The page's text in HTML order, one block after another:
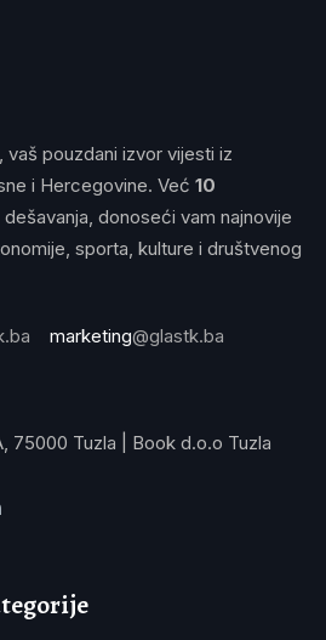
, vaš pouzdani izvor vijesti iz
i Hercegovine. Već 10
donoseći vam najnovije
sporta, kulture i društvenog
marketing@glastk.ba
75000 Tuzla | Book d.o.o Tuzla